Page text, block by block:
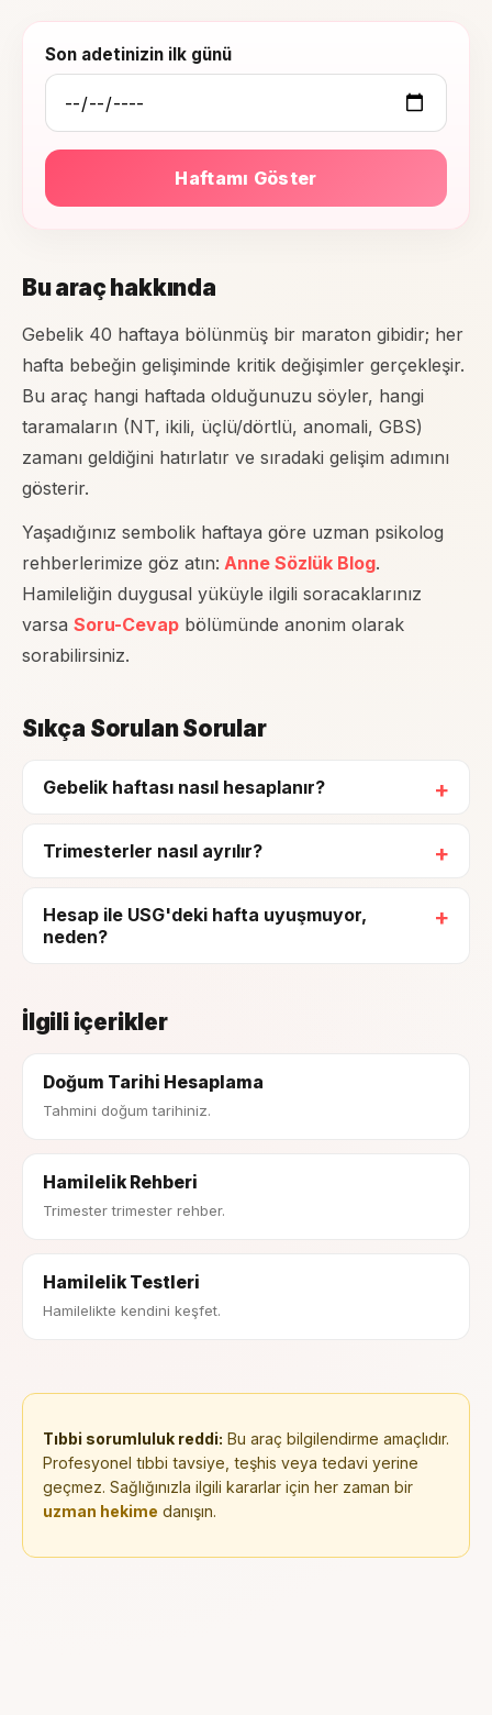
Hesaplama aracı
Son adetinizin ilk günü
Haftamı Göster
Bu araç hakkında
Gebelik 40 haftaya bölünmüş bir maraton gibidir; her
hafta bebeğin gelişiminde kritik değişimler gerçekleşir.
Bu araç hangi haftada olduğunuzu söyler, hangi
taramaların (NT, ikili, üçlü/dörtlü, anomali, GBS)
zamanı geldiğini hatırlatır ve sıradaki gelişim adımını
gösterir.
Yaşadığınız sembolik haftaya göre uzman psikolog
rehberlerimize göz atın: Anne Sözlük Blog.
Hamileliğin duygusal yüküyle ilgili soracaklarınız
varsa Soru-Cevap bölümünde anonim olarak
sorabilirsiniz.
Sıkça Sorulan Sorular
Gebelik haftası nasıl hesaplanır?
Trimesterler nasıl ayrılır?
Hesap ile USG'deki hafta uyuşmuyor,
neden?
İlgili içerikler
Doğum Tarihi Hesaplama
Tahmini doğum tarihiniz.
Hamilelik Rehberi
Trimester trimester rehber.
Hamilelik Testleri
Hamilelikte kendini keşfet.
Tıbbi sorumluluk reddi: Bu araç bilgilendirme amaçlıdır.
Profesyonel tıbbi tavsiye, teşhis veya tedavi yerine
geçmez. Sağlığınızla ilgili kararlar için her zaman bir
uzman hekime danışın.